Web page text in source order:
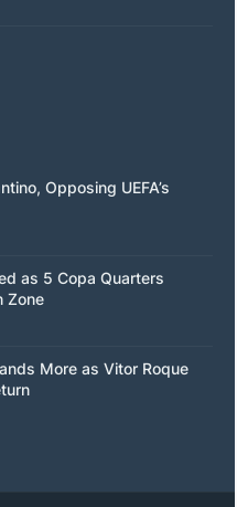
Opposing UEFA’s
as 5 Copa Quarters
Zone
More as Vitor Roque